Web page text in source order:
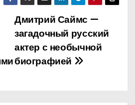
Дмитрий Саймс —
загадочный русский
актер с необычной
биографией